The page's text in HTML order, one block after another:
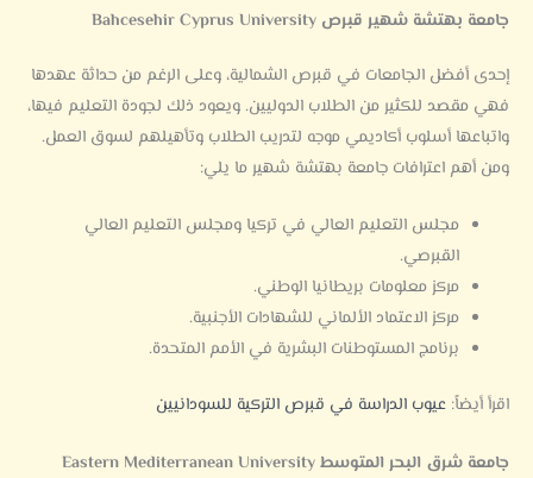
جامعة بهتشة شهير قبرص Bahcesehir Cyprus University
إحدى أفضل الجامعات في قبرص الشمالية، وعلى الرغم من حداثة عهدها
فهي مقصد للكثير من الطلاب الدوليين. ويعود ذلك لجودة التعليم فيها،
واتباعها أسلوب أكاديمي موجه لتدريب الطلاب وتأهيلهم لسوق العمل.
ومن أهم اعترافات جامعة بهتشة شهير ما يلي:
مجلس التعليم العالي في تركيا ومجلس التعليم العالي
القبرصي.
مركز معلومات بريطانيا الوطني.
مركز الاعتماد الألماني للشهادات الأجنبية.
برنامج المستوطنات البشرية في الأمم المتحدة.
اقرأ أيضاً: عيوب الدراسة في قبرص التركية للسودانيين
جامعة شرق البحر المتوسط Eastern Mediterranean University